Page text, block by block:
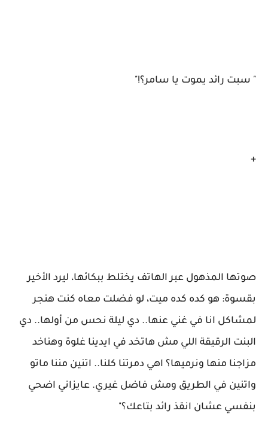
" سبت رائد يموت يا سامر؟!"
+
صوتها المذهول عبر الهاتف يختلط ببكائها، ليرد الأخير
بقسوة: هو كده كده ميت، لو فضلت معاه كنت هنجر
لمشاكل انا في غني عنها.. دي ليلة نحس من أولها.. دي
البنت الرقيقة اللي مش هاتخد في ايدينا غلوة وهناخد
مزاجنا منها ونرميها؟ اهي دمرتنا كلنا.. اتنين مننا ماتو
واتنين في الطريق ومش فاضل غيري. عايزاني اضحي
بنفسي عشان انقذ رائد بتاعك؟"